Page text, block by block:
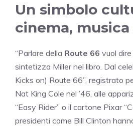
Un simbolo
cinema,
“Parlare della Route 66 vuol dire
sintetizza Miller nel libro. Dal
Kicks on) Route 66”, registrato
Nat King Cole nel ’46, alle
“Easy Rider” o il cartone Pixar
presidenti come Bill Clinton